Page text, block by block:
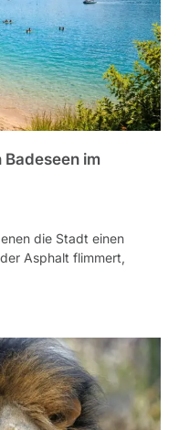
Badeseen im
die Stadt einen
Asphalt flimmert,